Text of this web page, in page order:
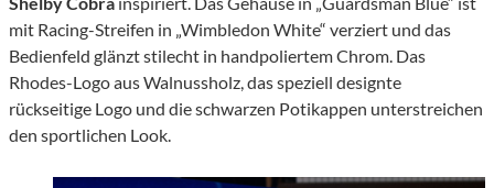
mit Racing-Streifen in „Wimbledon White“ verziert und das
Bedienfeld glänzt stilecht in handpoliertem Chrom. Das
Rhodes-Logo aus Walnussholz, das speziell designte
rückseitige Logo und die schwarzen Potikappen unterstreichen
den sportlichen Look.